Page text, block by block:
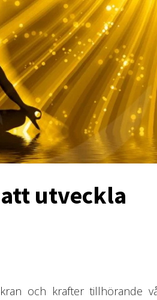
utveckla
och krafter tillhörande